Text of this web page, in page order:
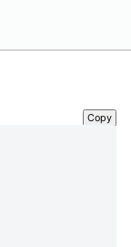
Copy